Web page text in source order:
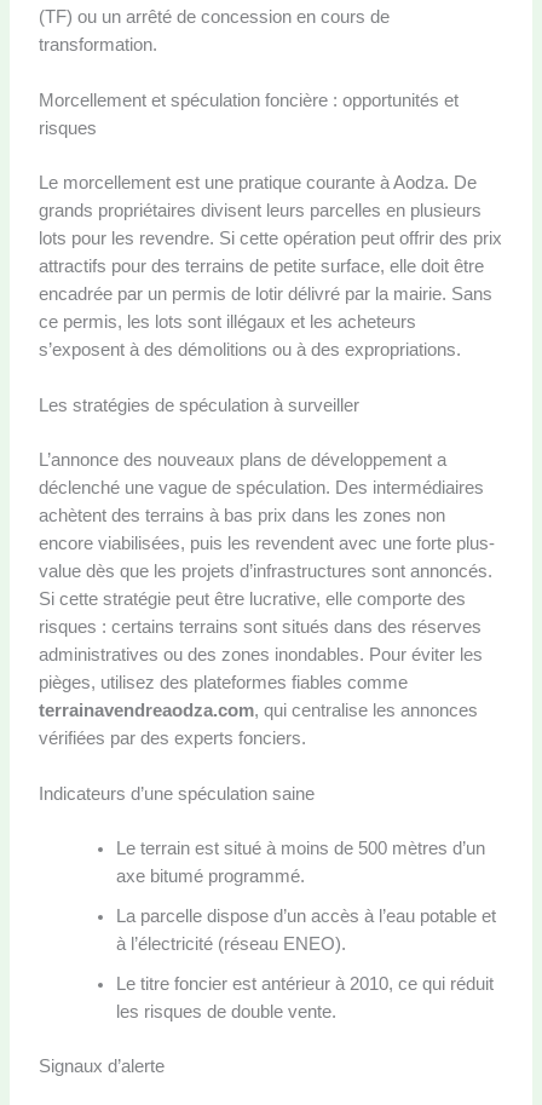
(TF) ou un arrêté de concession en cours de
transformation.
Morcellement et spéculation foncière : opportunités et
risques
Le morcellement est une pratique courante à Aodza. De
grands propriétaires divisent leurs parcelles en plusieurs
lots pour les revendre. Si cette opération peut offrir des prix
attractifs pour des terrains de petite surface, elle doit être
encadrée par un permis de lotir délivré par la mairie. Sans
ce permis, les lots sont illégaux et les acheteurs
s’exposent à des démolitions ou à des expropriations.
Les stratégies de spéculation à surveiller
L’annonce des nouveaux plans de développement a
déclenché une vague de spéculation. Des intermédiaires
achètent des terrains à bas prix dans les zones non
encore viabilisées, puis les revendent avec une forte plus-
value dès que les projets d’infrastructures sont annoncés.
Si cette stratégie peut être lucrative, elle comporte des
risques : certains terrains sont situés dans des réserves
administratives ou des zones inondables. Pour éviter les
pièges, utilisez des plateformes fiables comme
terrainavendreaodza.com, qui centralise les annonces
vérifiées par des experts fonciers.
Indicateurs d’une spéculation saine
Le terrain est situé à moins de 500 mètres d’un
axe bitumé programmé.
La parcelle dispose d’un accès à l’eau potable et
à l’électricité (réseau ENEO).
Le titre foncier est antérieur à 2010, ce qui réduit
les risques de double vente.
Signaux d’alerte